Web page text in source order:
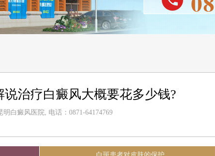
说治疗白癜风大概要花多少钱?
明白癜风医院, 电话：0871-64174769